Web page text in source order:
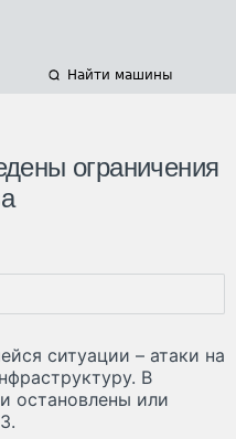
Найти машины
ограничения
ситуации – атаки на
В
остановлены или